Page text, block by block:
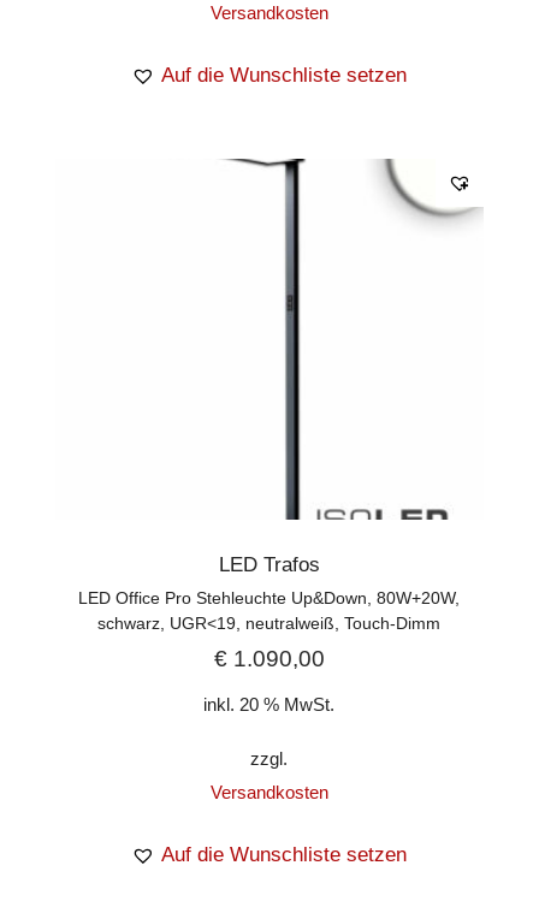
Versandkosten
Auf die Wunschliste setzen
LED Trafos
LED Office Pro Stehleuchte Up&Down, 80W+20W,
schwarz, UGR<19, neutralweiß, Touch-Dimm
€1.090,00
inkl. 20 % MwSt.
zzgl.
Versandkosten
Auf die Wunschliste setzen